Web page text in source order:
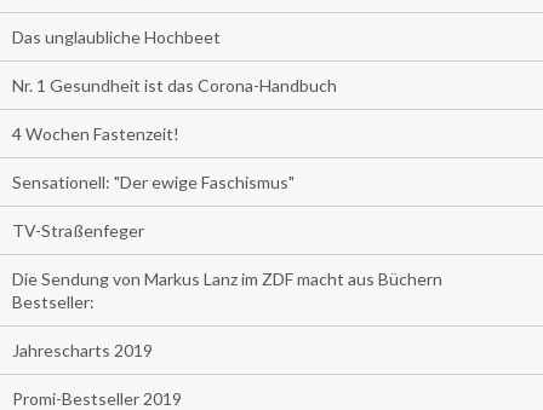
Das unglaubliche Hochbeet
Nr. 1 Gesundheit ist das Corona-Handbuch
4 Wochen Fastenzeit!
Sensationell: "Der ewige Faschismus"
TV-Straßenfeger
Die Sendung von Markus Lanz im ZDF macht aus Büchern
Bestseller:
Jahrescharts 2019
Promi-Bestseller 2019